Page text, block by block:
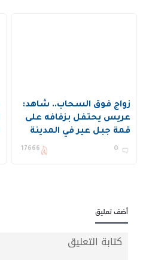
زواج فوق السحاب.. شاهد:
عريس يحتفل بزفافه على
قمة جبل عير في المدينة
المنورة
0
17666
أضف تعليق